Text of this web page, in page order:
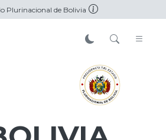
Plurinacional de Bolivia